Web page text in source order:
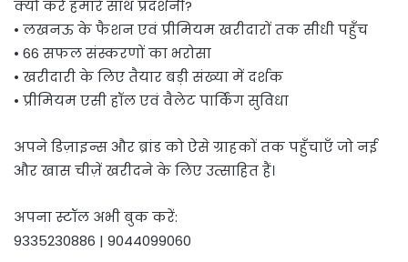
क्यों करें हमारे साथ प्रदर्शनी?
• लखनऊ के फैशन एवं प्रीमियम खरीदारों तक सीधी पहुँच
• 66 सफल संस्करणों का भरोसा
• खरीदारी के लिए तैयार बड़ी संख्या में दर्शक
• प्रीमियम एसी हॉल एवं वैलेट पार्किंग सुविधा
अपने डिज़ाइन्स और ब्रांड को ऐसे ग्राहकों तक पहुँचाएँ जो नई
और खास चीज़ें खरीदने के लिए उत्साहित हैं।
अपना स्टॉल अभी बुक करें:
9335230886 | 9044099060